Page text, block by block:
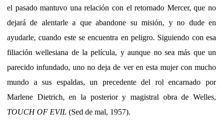
el pasado mantuvo una relación con el retornado Mercer, que no
dejará de alentarle a que abandone su misión, y no dude en
ayudarle, cuando este se encuentra en peligro. Siguiendo con esa
filiación wellesiana de la película, y aunque no sea más que un
parecido infundado, uno no deja de ver en esta mujer con mucho
mundo a sus espaldas, un precedente del rol encarnado por
Marlene Dietrich, en la posterior y magistral obra de Welles,
TOUCH OF EVIL (Sed de mal, 1957).